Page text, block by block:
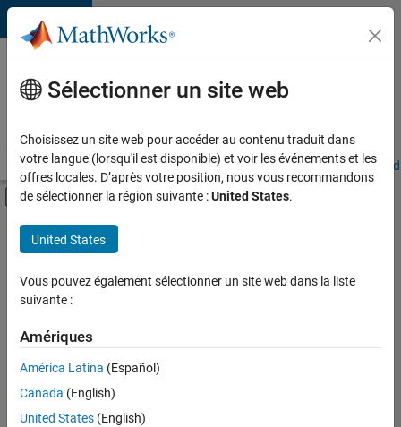
Passer au contenu
Votre
carrière
chez
Accueil Explorer nos opportunités Adresses de nos bureaux
Activer/désactiver l'affichage du menu
Contenu principal
FILTRER PAR
Programme destiné aux nouvelles carrières (EDG)
Support avancé
Gestion des programmes
Enregistrer
Sélectionner un site web
Choisissez un site web pour accéder au contenu traduit dans
votre langue (lorsqu'il est disponible) et voir les événements et les
offres locales. D’après votre position, nous vous recommandons
de sélectionner la région suivante :United States.
United States
Vous pouvez également sélectionner un site web dans la liste
suivante :
Amériques
América Latina (Español)
Canada (English)
United States (English)